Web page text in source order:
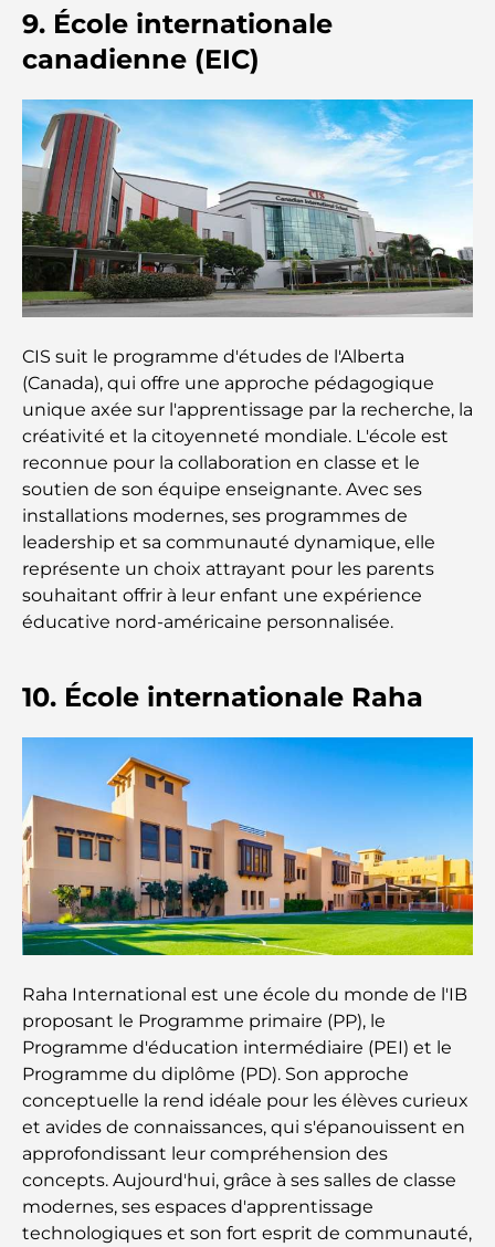
Comment choisir un conseiller financier à Dubaï ?
Les jets privés les plus chers : immersion dans
l'univers du luxe aéronautique des milliardaires
Les bagues de fiançailles les plus chères du
monde
Écoles indiennes à Dubaï : Le guide ultime pour
les parents
Découverte des sites emblématiques d'Abu Dhabi
Écoles à Abou Dhabi : Le guide ultime des
meilleures écoles de la capitale
Restaurants à Abou Dhabi : un tour savoureux de
la capitale
Gyms in Abu Dhabi: Your Guide to the Best
Centres commerciaux à Abou Dhabi : votre guide
des meilleurs endroits pour faire du shopping en
ville
Les plus belles plages d'Abu Dhabi pour une
journée parfaite
Les îles incontournables d'Abu Dhabi à découvrir
Les meilleurs endroits à visiter gratuitement à
Les meilleures voitures électriques de luxe :
redéfinir la conduite moderne
Immobilier à Dubaï et à Abou Dhabi :
Comparaison des marchés de l’immobilier de luxe
À la découverte des marques de montres les plus
chères au monde
9. École internationale
canadienne (EIC)
CIS suit le programme d'études de l'Alberta
(Canada), qui offre une approche pédagogique
unique axée sur l'apprentissage par la recherche, la
créativité et la citoyenneté mondiale. L'école est
reconnue pour la collaboration en classe et le
soutien de son équipe enseignante. Avec ses
installations modernes, ses programmes de
leadership et sa communauté dynamique, elle
représente un choix attrayant pour les parents
souhaitant offrir à leur enfant une expérience
éducative nord-américaine personnalisée.
10. École internationale Raha
Raha International est une école du monde de l'IB
proposant le Programme primaire (PP), le
Programme d'éducation intermédiaire (PEI) et le
Programme du diplôme (PD). Son approche
conceptuelle la rend idéale pour les élèves curieux
et avides de connaissances, qui s'épanouissent en
approfondissant leur compréhension des
concepts. Aujourd'hui, grâce à ses salles de classe
modernes, ses espaces d'apprentissage
technologiques et son fort esprit de communauté,